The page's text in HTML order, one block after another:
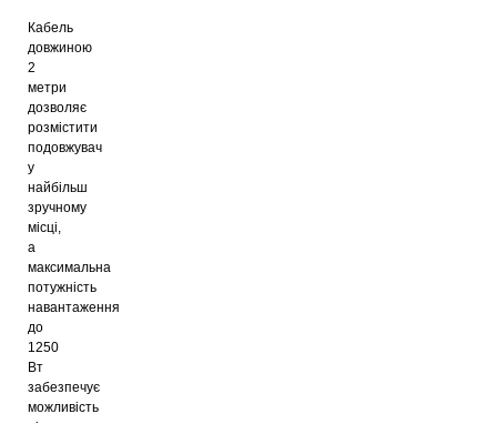
Кабель
довжиною
2
метри
дозволяє
розмістити
подовжувач
у
найбільш
зручному
місці,
а
максимальна
потужність
навантаження
до
1250
Вт
забезпечує
можливість